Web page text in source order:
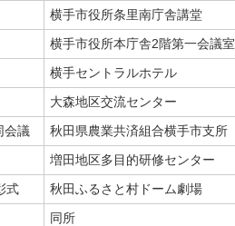
横手市役所条里南庁舎講堂
横手市役所本庁舎2階第一会議室
横手セントラルホテル
大森地区交流センター
会議
秋田県農業共済組合横手市支所
増田地区多目的研修センター
式
秋田ふるさと村ドーム劇場
同所